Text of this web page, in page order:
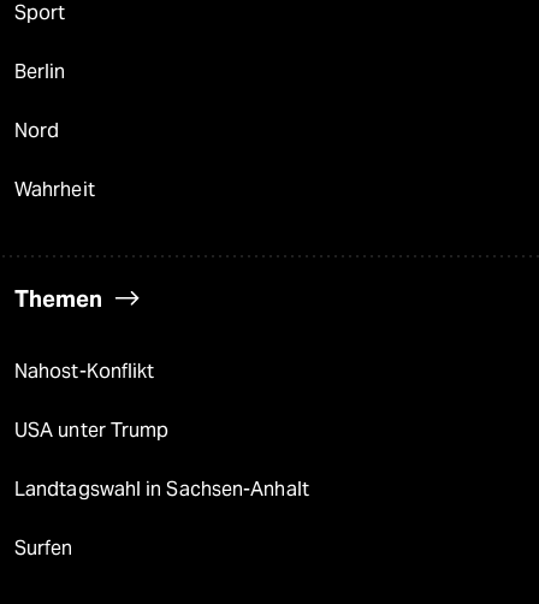
Sport
Berlin
Nord
Wahrheit
Themen
Nahost-Konflikt
USA unter Trump
Landtagswahl in Sachsen-Anhalt
Surfen